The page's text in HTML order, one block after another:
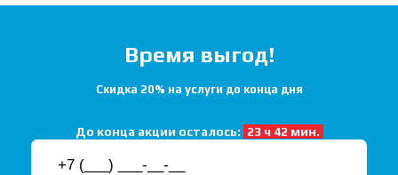
Время выгод!
Скидка 20% на услуги до конца дня
До конца акции осталось: 23 ч 42 мин.